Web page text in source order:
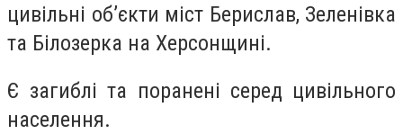
цивільні об’єкти міст Берислав, Зеленівка
та Білозерка на Херсонщині.
Є загиблі та поранені серед цивільного
населення.